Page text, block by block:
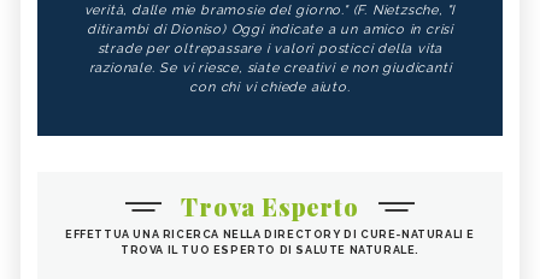
verità, dalle mie bramosie del giorno." (F. Nietzsche, "I
ditirambi di Dioniso) Oggi indicate a un amico in crisi
strade per oltrepassare i valori posticci della vita
razionale. Se vi riesce, siate creativi e non giudicanti
con chi vi chiede aiuto.
Trova Esperto
EFFETTUA UNA RICERCA NELLA DIRECTORY DI CURE-NATURALI E
TROVA IL TUO ESPERTO DI SALUTE NATURALE.